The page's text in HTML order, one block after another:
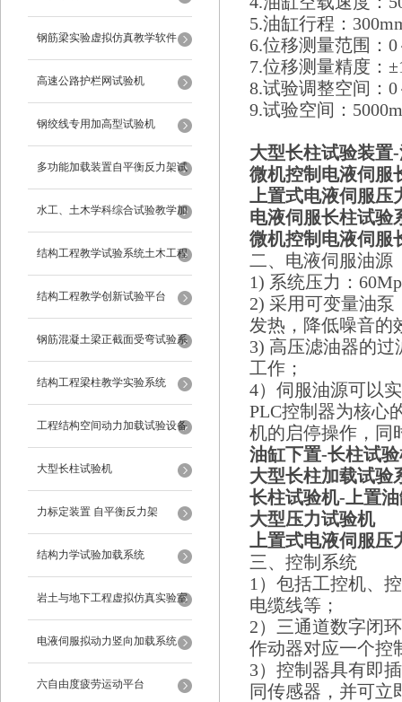
钢筋梁实验虚拟仿真教学软件
高速公路护栏网试验机
钢绞线专用加高型试验机
多功能加载装置自平衡反力架试
验系统
水工、土木学科综合试验教学加
载系统
结构工程教学试验系统土木工程
试验设备
结构工程教学创新试验平台
钢筋混凝土梁正截面受弯试验系
统
结构工程梁柱教学实验系统
工程结构空间动力加载试验设备
反力框架
大型长柱试验机
力标定装置 自平衡反力架
结构力学试验加载系统
岩土与地下工程虚拟仿真实验室
电液伺服拟动力竖向加载系统
六自由度疲劳运动平台
5.油缸行程：
6.位移测量范围：0
7.位移测量精度：
8.试验调整空间：
9.试验空间：
大型长柱试验装置-
微机控制电液伺服
上置式电液伺服压
电液伺服长柱试验
微机控制电液伺服
二、电液伺服油源
1) 系统压力：
2) 采用可变量油
发热，降低噪音的
3) 高压滤油器的
工作；
4）伺服油源可以
PLC控制器为核心
机的启停操作，同
油缸下置-长柱试
大型长柱加载试验
长柱试验机-上置
大型压力试验机
上置式电液伺服压
三、控制系统
1）包括工控机、
电缆线等；
2）三通道数字闭
作动器对应一个控
3）控制器具有即
同传感器，并可立